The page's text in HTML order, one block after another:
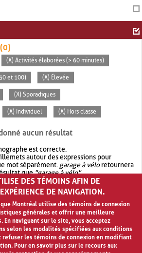
(0)
(X) Activités élaborées (> 60 minutes)
et 100) (X) Élevée
(X) Sporadiques
(X) Individuel (X) Hors classe
aucun résultat
est correcte.
autour des expressions pour
mot séparément. garage à véloretournera
que"garage à vélo".
votre recherche avec OR.garage OR vélo
plus de résultat quegarage à vélo
DES TÉMOINS AFIN DE
DE NAVIGATION.
Montréal utilise des témoins de connexion
générales et offrir une meilleure
En naviguant sur le site, vous acceptez
selon les modalités spécifiées aux conditions
refuser les témoins de connexion en modifiant
Pour en savoir plus sur le recours aux